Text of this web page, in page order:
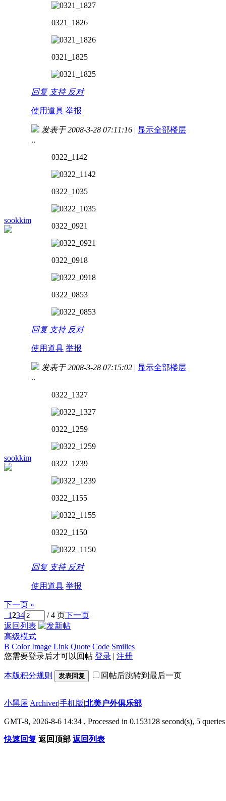
0321_1826
0321_1825
回复 支持 反对
使用道具 举报
sookkim
发表于 2008-3-28 07:11:16 | 显示全部楼层
..
0322_1142
0322_1035
0322_0921
0322_0918
0322_0853
回复 支持 反对
使用道具 举报
sookkim
发表于 2008-3-28 07:15:02 | 显示全部楼层
..
0322_1327
0322_1259
0322_1239
0322_1155
0322_1150
回复 支持 反对
使用道具 举报
下一页 »
1234 / 4 页下一页
返回列表
高级模式
B Color Image Link Quote Code Smilies
您需要登录后才可以回帖 登录 | 注册
本版积分规则 发表回复 回帖后跳转到最后一页
小黑屋|Archiver|手机版|北美户外俱乐部
GMT-8, 2026-8-6 14:34 , Processed in 0.153128 second(s), 5
快速回复 返回顶部 返回列表